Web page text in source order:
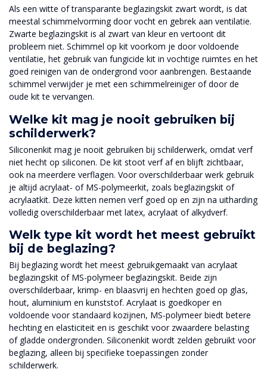
Als een witte of transparante beglazingskit zwart wordt, is dat
meestal schimmelvorming door vocht en gebrek aan ventilatie.
Zwarte beglazingskit is al zwart van kleur en vertoont dit
probleem niet. Schimmel op kit voorkom je door voldoende
ventilatie, het gebruik van fungicide kit in vochtige ruimtes en het
goed reinigen van de ondergrond voor aanbrengen. Bestaande
schimmel verwijder je met een schimmelreiniger of door de
oude kit te vervangen.
Welke kit mag je nooit gebruiken bij
schilderwerk?
Siliconenkit mag je nooit gebruiken bij schilderwerk, omdat verf
niet hecht op siliconen. De kit stoot verf af en blijft zichtbaar,
ook na meerdere verflagen. Voor overschilderbaar werk gebruik
je altijd acrylaat- of MS-polymeerkit, zoals beglazingskit of
acrylaatkit. Deze kitten nemen verf goed op en zijn na uitharding
volledig overschilderbaar met latex, acrylaat of alkydverf.
Welk type kit wordt het meest gebruikt
bij de beglazing?
Bij beglazing wordt het meest gebruikgemaakt van acrylaat
beglazingskit of MS-polymeer beglazingskit. Beide zijn
overschilderbaar, krimp- en blaasvrij en hechten goed op glas,
hout, aluminium en kunststof. Acrylaat is goedkoper en
voldoende voor standaard kozijnen, MS-polymeer biedt betere
hechting en elasticiteit en is geschikt voor zwaardere belasting
of gladde ondergronden. Siliconenkit wordt zelden gebruikt voor
beglazing, alleen bij specifieke toepassingen zonder
schilderwerk.